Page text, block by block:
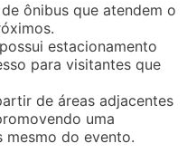
ônibus que atendem o
estacionamento
para visitantes que
de áreas adjacentes
uma
mesmo do evento.